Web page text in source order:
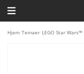
HJEM
Hjem Temaer LEGO Star Wars™